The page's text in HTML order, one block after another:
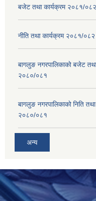
बजेट तथा कार्यक्रम २०८१/०८२
नीति तथा कार्यक्रम २०८१/०८२
बागलुङ नगरपालिकाको बजेट
२०८०/०८१
बागलुङ नगरपालिकाको निति
२०८०/०८१
अन्य